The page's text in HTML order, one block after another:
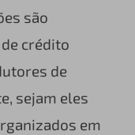
são
crédito
de
sejam eles
em